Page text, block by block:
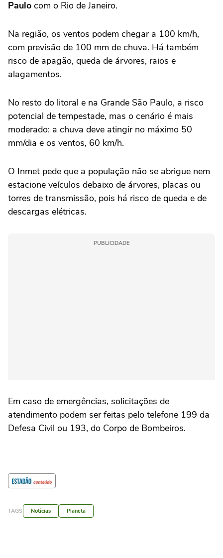
Paulo com o Rio de Janeiro.
Na região, os ventos podem chegar a 100 km/h,
com previsão de 100 mm de chuva. Há também
risco de apagão, queda de árvores, raios e
alagamentos.
No resto do litoral e na Grande São Paulo, a risco
potencial de tempestade, mas o cenário é mais
moderado: a chuva deve atingir no máximo 50
mm/dia e os ventos, 60 km/h.
O Inmet pede que a população não se abrigue nem
estacione veículos debaixo de árvores, placas ou
torres de transmissão, pois há risco de queda e de
descargas elétricas.
PUBLICIDADE
Em caso de emergências, solicitações de
atendimento podem ser feitas pelo telefone 199 da
Defesa Civil ou 193, do Corpo de Bombeiros.
TAGS Notícias Planeta